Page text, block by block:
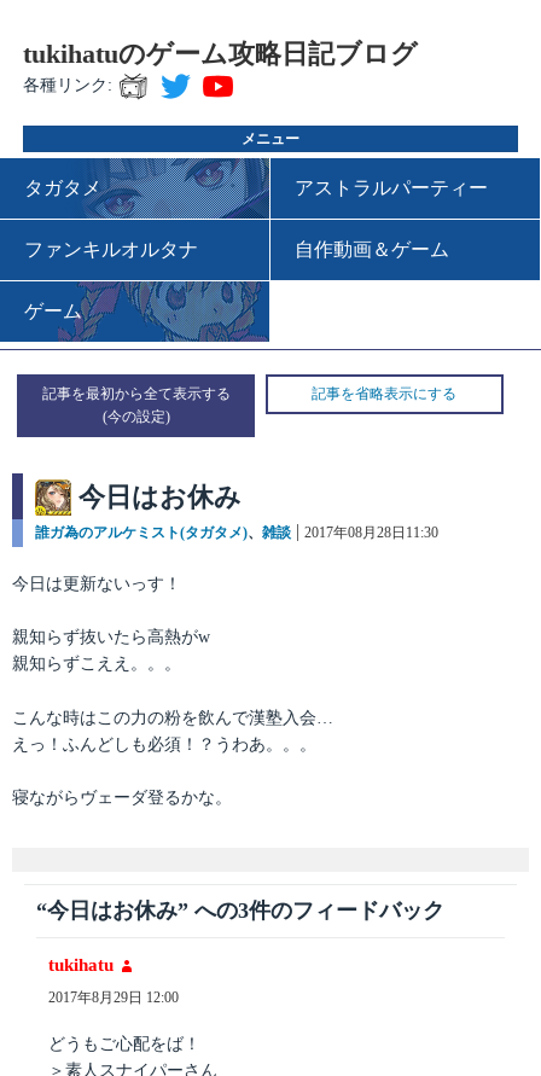
tukihatuのゲーム攻略日記ブログ
各種リンク:
メニュー
タガタメ アストラルパーティー
ファンキルオルタナ 自作動画＆ゲーム
ゲーム
記事を最初から全て表示する 記事を省略表示にする
今日はお休み
カ
ゴ
誰ガ為のアルケミスト(タガタメ)、 雑談
投
2017年08月28日11:30
今日は更新ないっす！
親知らず抜いたら高熱がw
親知らずこええ。。。
こんな時はこの力の粉を飲んで漢塾入会…
えっ！ふんどしも必須！？うわあ。。。
寝ながらヴェーダ登るかな。
“今日はお休み” への3件のフィードバック
tukihatu
り:
2017年8月29日 12:00
どうもご心配をば！
＞素人スナイパーさん